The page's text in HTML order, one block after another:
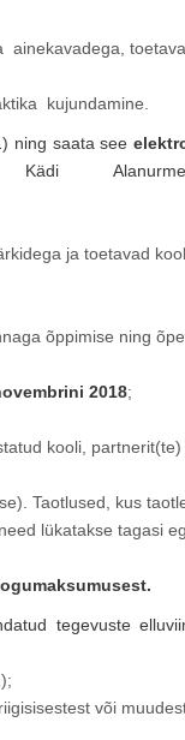
ainekavadega,
kujundamine.
ning saata see
Kädi Alanurme
ja toetavad
õppimise ning
2018;
kooli,
Taotlused, kus
lükatakse tagasi
tegevuste
või